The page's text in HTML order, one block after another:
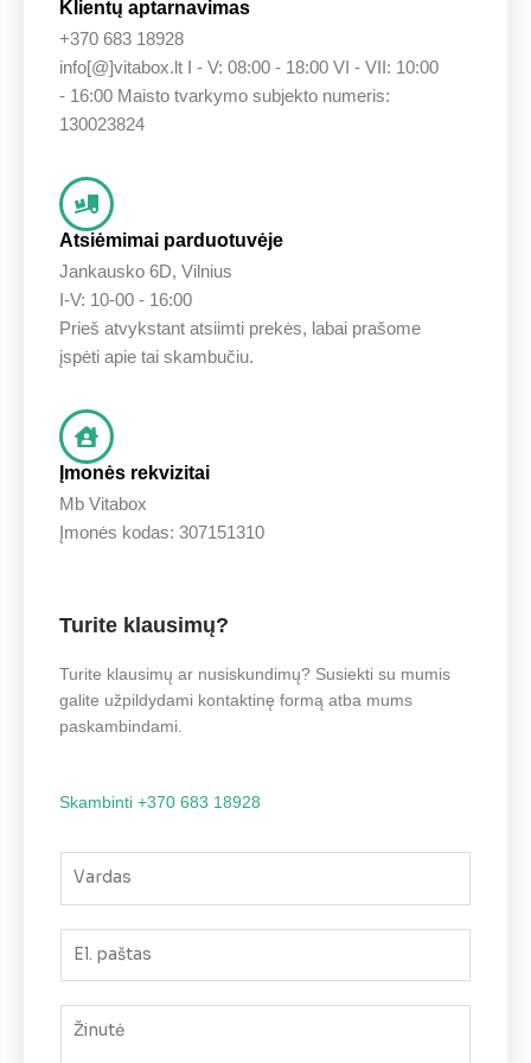
Klientų aptarnavimas
+370 683 18928
info[@]vitabox.lt I - V: 08:00 - 18:00 VI - VII: 10:00
- 16:00 Maisto tvarkymo subjekto numeris:
130023824
Atsiėmimai parduotuvėje
Jankausko 6D, Vilnius
I-V: 10-00 - 16:00
Prieš atvykstant atsiimti prekės, labai prašome
įspėti apie tai skambučiu.
Įmonės rekvizitai
Mb Vitabox
Įmonės kodas: 307151310
Turite klausimų?
Turite klausimų ar nusiskundimų? Susiekti su mumis
galite užpildydami kontaktinę formą atba mums
paskambindami.
Skambinti +370 683 18928